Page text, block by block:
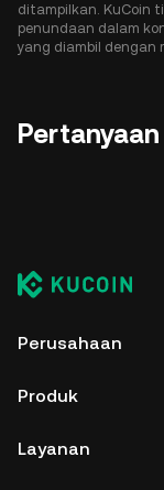
ditampilkan. KuCoin
penundaan dalam
yang diambil dengan
Perusahaan
Produk
Layanan